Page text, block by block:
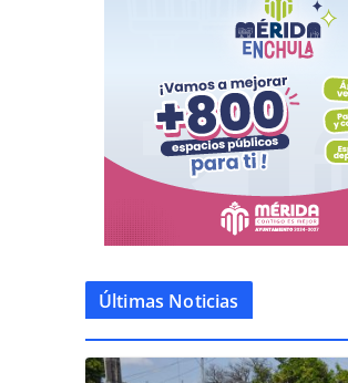
Últimas Noticias